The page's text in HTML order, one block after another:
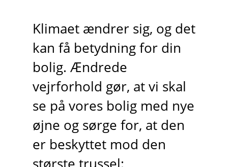
Klimaet ændrer sig, og det
kan få betydning for din
bolig. Ændrede
vejrforhold gør, at vi skal
se på vores bolig med nye
øjne og sørge for, at den
er beskyttet mod den